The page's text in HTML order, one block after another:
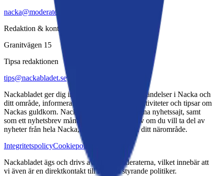
nacka@moderaterna.se
Redaktion & kontor
Granitvägen 15
Tipsa redaktionen
tips@nackabladet.se
Nackabladet ger dig information om aktuella händelser i Nacka och
ditt område, informerar om evenemang och aktiviteter och tipsar om
Nackas guldkorn. Nackabladet ges ut via denna nyhetssajt, samt
som ett nyhetsbrev månadsvis. Du väljer själv om du vill ta del av
nyheter från hela Nacka, eller ett utdrag från ditt närområde.
IntegritetspolicyCookiepolicy
Nackabladet ägs och drivs av Nackamoderaterna, vilket innebär att
vi även är en direktkontakt till Nackas styrande politiker.